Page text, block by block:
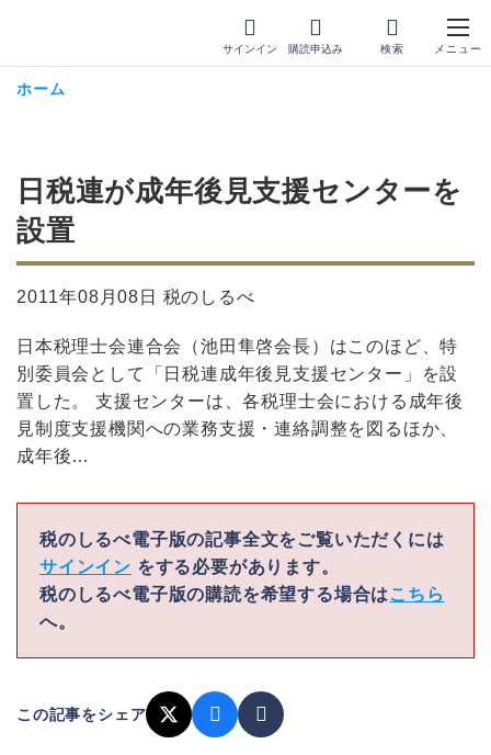
サインイン 購読申込み
ホーム
日税連が成年後見支援センターを
設置
2011年08月08日 税のしるべ
日本税理士会連合会（池田隼啓会長）はこのほど、特
別委員会として「日税連成年後見支援センター」を設
置した。 支援センターは、各税理士会における成年後
見制度支援機関への業務支援・連絡調整を図るほか、
成年後…
税のしるべ電子版の記事全文をご覧いただくには
サインイン をする必要があります。
税のしるべ電子版の購読を希望する場合は こちら
へ。
この記事をシェア